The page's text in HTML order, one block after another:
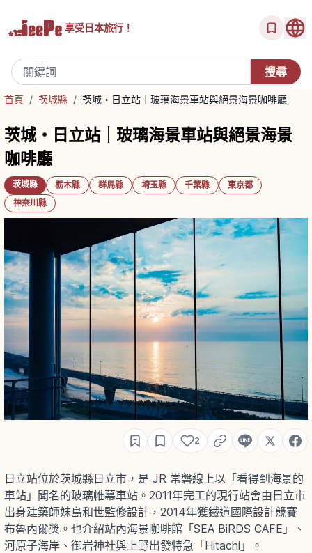
享受日本旅行！
首頁 / 茨城縣 / 茨城・日立站｜玻璃海景車站與絕景海景咖啡廳
茨城・日立站｜玻璃海景車站與絕景海景
咖啡廳
茨城縣 栃木縣 群馬縣 埼玉縣 千葉縣
東京都
神奈川縣
2
日立站位於茨城縣日立市，是 JR 常磐線上以「看得到海景的
車站」聞名的玻璃帷幕車站。2011年完工的現行站舍由日立市
出身建築師妹島和世監修設計，2014年獲鐵道國際設計競賽
布魯內爾獎。也介紹站內海景咖啡館「SEA BiRDS CAFE」、
河原子海岸、御岩神社與上野出發特急「Hitachi」。